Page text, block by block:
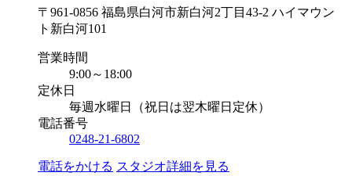
〒961-0856 福島県白河市新白河2丁目43-2 ハイマウン
ト新白河101
営業時間
9:00～18:00
定休日
毎週水曜日（祝日は翌木曜日定休）
電話番号
0248-21-6802
電話をかける スタジオ詳細を見る